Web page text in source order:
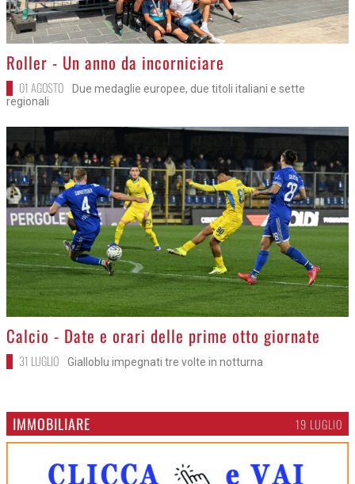
>
Roller - Un anno da incorniciare
01 AGOSTO
Due medaglie europee, due titoli italiani e sette
regionali
>
Calcio - Date e orari delle prime otto giornate
31 LUGLIO Gialloblu impegnati tre volte in notturna
IMMOBILIARE 19 LUGLIO